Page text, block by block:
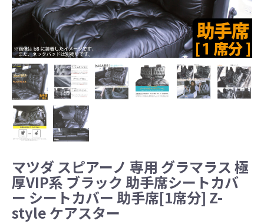
マツダ スピアーノ 専用 グラマラス 極
厚VIP系 ブラック 助手席シートカバ
ー シートカバー 助手席[1席分] Z-
style ケアスター